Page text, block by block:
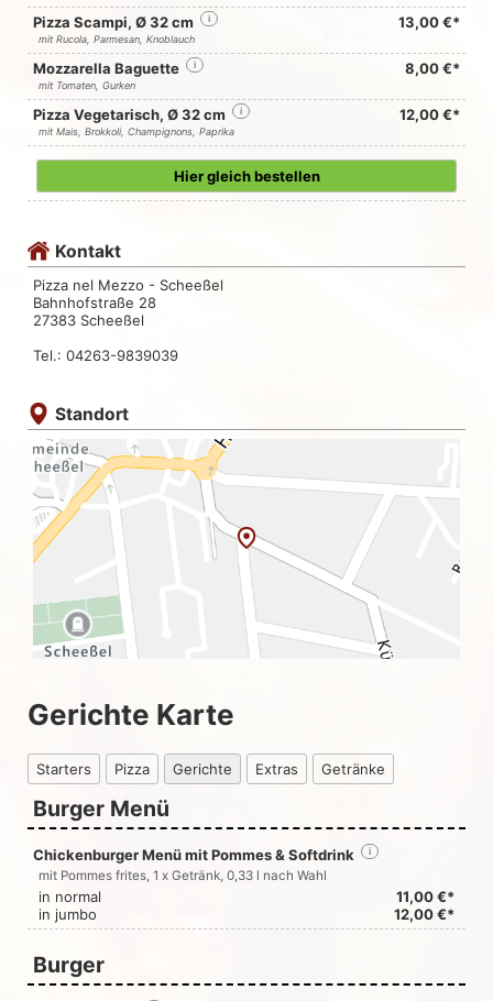
Pizza Scampi, Ø 32 cm i 13,00 €*
mit Rucola, Parmesan, Knoblauch
Mozzarella Baguette i 8,00 €*
mit Tomaten, Gurken
Pizza Vegetarisch, Ø 32 cm i 12,00 €*
mit Mais, Brokkoli, Champignons, Paprika
Hier gleich bestellen
Kontakt
Pizza nel Mezzo - Scheeßel
Bahnhofstraße 28
27383 Scheeßel
Tel.: 04263-9839039
Standort
Gerichte Karte
Starters Pizza Gerichte Extras Getränke
Burger Menü
Chickenburger Menü mit Pommes & Softdrink i
mit Pommes frites, 1 x Getränk, 0,33 l nach Wahl
in normal
11,00 €*
in jumbo
12,00 €*
Burger